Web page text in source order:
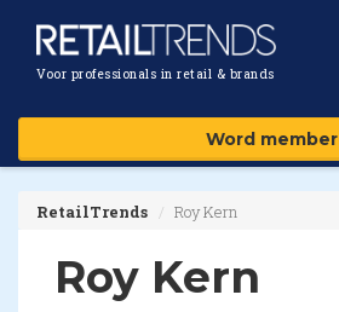
Voor professionals in retail & brands
Word member
RetailTrends Roy Kern
Roy Kern